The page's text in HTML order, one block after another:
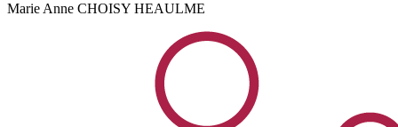
Marie Anne CHOISY HEAULME